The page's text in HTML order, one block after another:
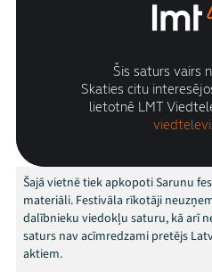
Viņi bija
Šajā vietnē tiek apkopoti Sarunu
materiāli. Festivāla rīkotāji
dalībnieku viedokļu saturu, kā arī
saturs nav acīmredzami pretējs
aktiem.